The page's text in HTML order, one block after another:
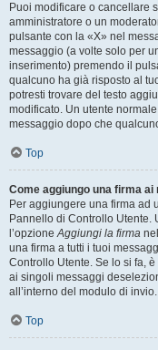
Puoi modificare o cancellare
amministratore o un
pulsante con la «X» nel
messaggio (a volte solo per
inserimento) premendo il
qualcuno ha già risposto al
potresti trovare del testo
modificato. Un utente
messaggio dopo che
Top
Come aggiungo una firma
Per aggiungere una firma ad
Pannello di Controllo Utente.
l’opzioneAggiungi la firma
una firma a tutti i tuoi
Controllo Utente. Se lo si fa,
ai singoli messaggi
all’interno del modulo di invio.
Top